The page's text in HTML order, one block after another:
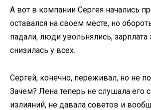
А вот в компании Сергея начались
оставался на своем месте, но
падали, люди увольнялись, зарплата
снизилась у всех.
Сергей, конечно, переживал, но не
Зачем? Лена теперь не слушала его
излияний, не давала советов и